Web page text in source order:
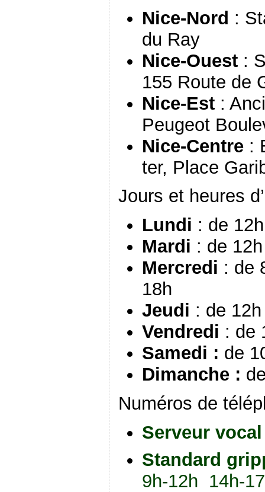
Nice-Nord :
du Ray
Nice-Ouest:
155 Route de
Nice-Est:
Peugeot
Nice-Centre:
ter, Place
Jours et heures
Lundi : de
Mardi : de
Mercredi : de
18h
Jeudi : de
Vendredi : de
Samedi : de
Dimanche :
Numéros de
Serveur vocal
Standard
9h-12h 14h-